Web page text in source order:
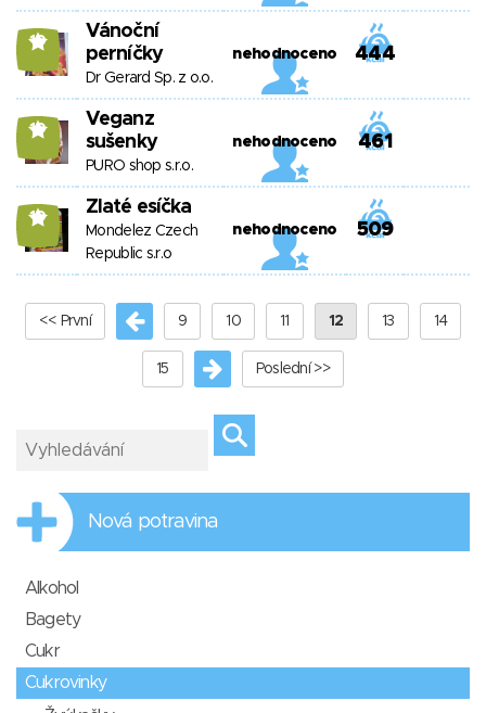
10
Vánoční
perníčky
Dr Gerard Sp. z o.o.
nehodnoceno 444
10
Veganz
sušenky
PURO shop s.r.o.
nehodnoceno 461
10 Zlaté esíčka
Mondelez Czech
Republic s.r.o
nehodnoceno 509
<< První 9 10 11 12 13 14
15 Poslední >>
Nová potravina
Alkohol
Bagety
Cukr
Cukrovinky